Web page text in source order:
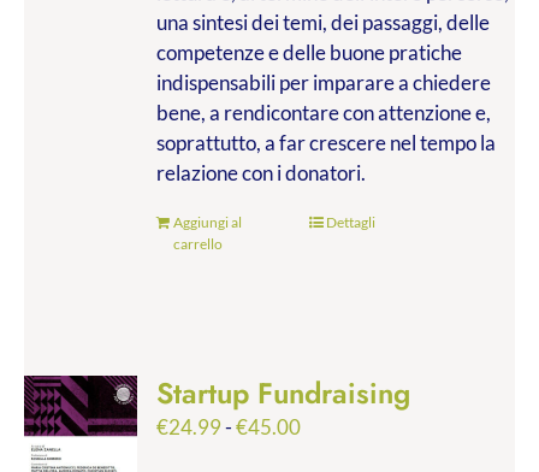
una sintesi dei temi, dei passaggi, delle
competenze e delle buone pratiche
indispensabili per imparare a chiedere
bene, a rendicontare con attenzione e,
soprattutto, a far crescere nel tempo la
relazione con i donatori.
Aggiungi al
carrello
Dettagli
Startup Fundraising
€24.99-€45.00Fascia